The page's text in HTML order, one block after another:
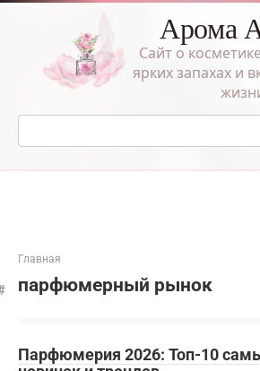
Перейти
Арома
Сайт о
ярких запахах и
Поиск:
Главная
парфюмерный рынок
Парфюмерия 2026: Топ-10